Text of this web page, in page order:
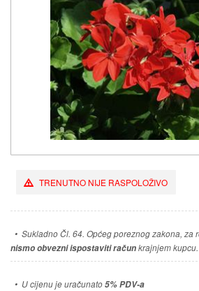
TRENUTNO NIJE RASPOLOŽIVO
• Sukladno Čl. 64. Općeg poreznog zakona, za
nismo obvezni ispostaviti računkrajnjem kupcu.
• U cijenu je uračunato5% PDV-a